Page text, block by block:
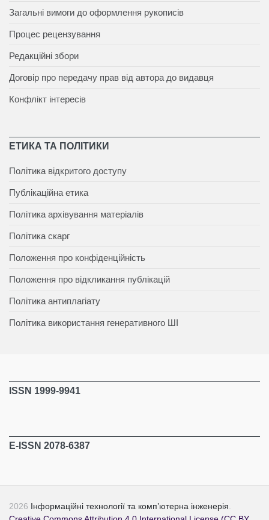
Загальні вимоги до оформлення рукописів
Процес рецензування
Редакційні збори
Договір про передачу прав від автора до видавця
Конфлікт інтересів
ЕТИКА ТА ПОЛІТИКИ
Політика відкритого доступу
Публікаційна етика
Політика архівування матеріалів
Політика скарг
Положення про конфіденційність
Положення про відкликання публікацій
Політика антиплагіату
Політика використання генеративного ШІ
ISSN 1999-9941
E-ISSN 2078-6387
2026 Інформаційні технології та комп’ютерна інженерія